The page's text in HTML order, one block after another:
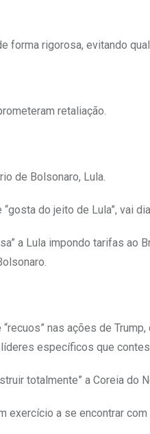
rigorosa, evitando
retaliação.
de Bolsonaro, Lula.
do jeito de Lula”, vai
a Lula impondo tarifas
nas ações de
específicos que
totalmente” a Coreia do
a se encontrar